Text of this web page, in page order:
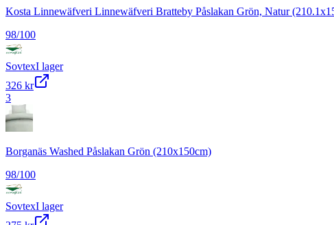
Kosta Linnewäfveri Linnewäfveri Bratteby Påslakan Grön, Natur
98/100
SovtexI lager
326 kr
3
Borganäs Washed Påslakan Grön (210x150cm)
98/100
SovtexI lager